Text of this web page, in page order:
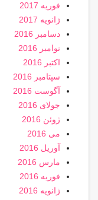
فوریه 2017
ژانویه 2017
دسامبر 2016
نوامبر 2016
اکتبر 2016
سپتامبر 2016
آگوست 2016
جولای 2016
ژوئن 2016
می 2016
آوریل 2016
مارس 2016
فوریه 2016
ژانویه 2016